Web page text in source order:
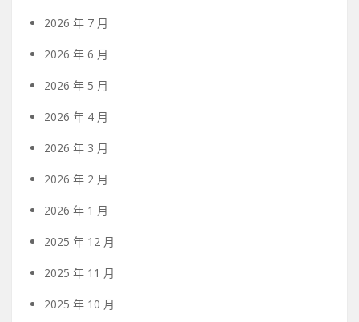
2026 年 7 月
2026 年 6 月
2026 年 5 月
2026 年 4 月
2026 年 3 月
2026 年 2 月
2026 年 1 月
2025 年 12 月
2025 年 11 月
2025 年 10 月